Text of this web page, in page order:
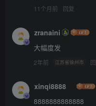
11个月前 回复
zranaini
大幅度发
2年前 江苏省徐州市
xinqi8888
8888888888888